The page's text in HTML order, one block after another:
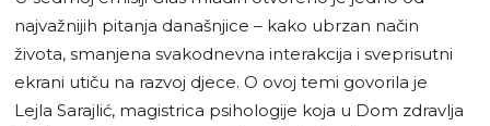
najvažnijih pitanja današnjice – kako ubrzan način
života, smanjena svakodnevna interakcija i sveprisutni
ekrani utiču na razvoj djece. O ovoj temi govorila je
Lejla Sarajlić, magistrica psihologije koja u Dom zdravlja